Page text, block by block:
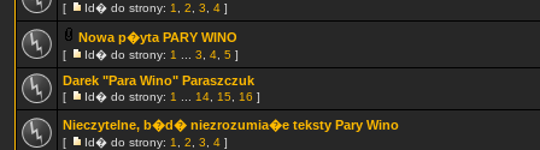
[ Id� do strony: 1 2 3 4 ]
Nowa p�yta PARY WINO
[ Id� do strony: 1 3 4 5 ]
Darek "Para Wino" Paraszczuk
[ Id� do strony: 1 14 15 16 ]
Nieczytelne, b�d� niezrozumia�e teksty Pary Wino
[ Id� do strony: 1 2 3 4 ]